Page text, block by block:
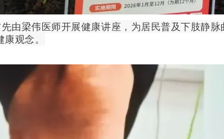
梁伟医师开展健康讲座，为居民普及下肢静脉
观念。